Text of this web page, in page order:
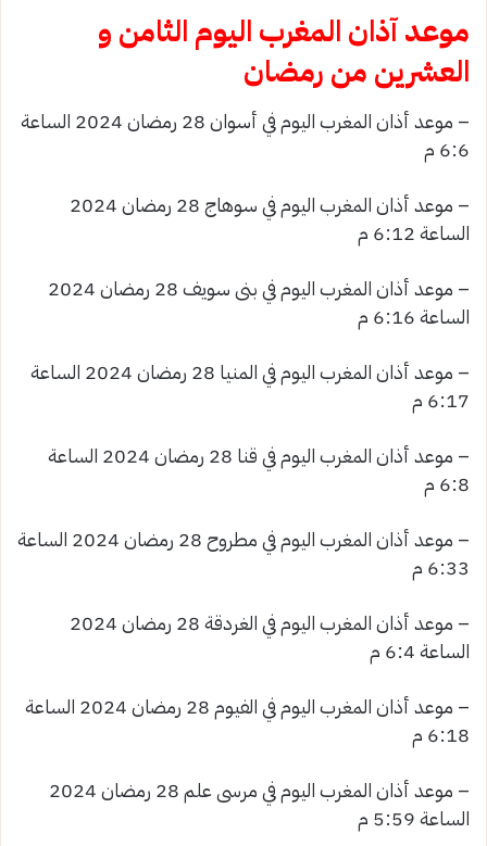
موعد آذان المغرب اليوم الثامن و
العشرين من رمضان
– موعد أذان المغرب اليوم في أسوان 28 رمضان 2024 الساعة
6:6 م
– موعد أذان المغرب اليوم في سوهاج 28 رمضان 2024
الساعة 6:12 م
– موعد أذان المغرب اليوم في بنى سويف 28 رمضان 2024
الساعة 6:16 م
– موعد أذان المغرب اليوم في المنيا 28 رمضان 2024 الساعة
6:17 م
– موعد أذان المغرب اليوم في قنا 28 رمضان 2024 الساعة
6:8 م
– موعد أذان المغرب اليوم في مطروح 28 رمضان 2024 الساعة
6:33 م
– موعد أذان المغرب اليوم في الغردقة 28 رمضان 2024
الساعة 6:4 م
– موعد أذان المغرب اليوم في الفيوم 28 رمضان 2024 الساعة
6:18 م
– موعد أذان المغرب اليوم في مرسى علم 28 رمضان 2024
الساعة 5:59 م